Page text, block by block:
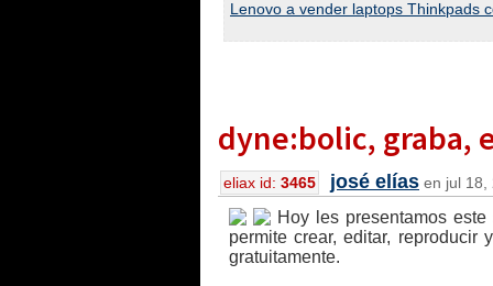
Lenovo a vender laptops Thinkpads
dyne:bolic, graba,
eliax id: 3465 josé elías en jul 18,
Hoy les presentamos
permite crear, editar,
gratuitamente.